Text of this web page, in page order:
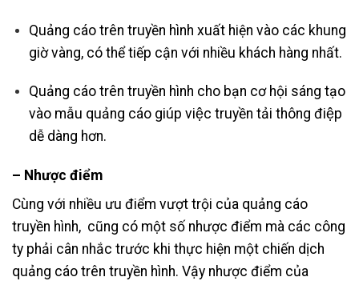
Quảng cáo trên truyền hình xuất hiện vào các khung
giờ vàng, có thể tiếp cận với nhiều khách hàng nhất.
Quảng cáo trên truyền hình cho bạn cơ hội sáng tạo
vào mẫu quảng cáo giúp việc truyền tải thông điệp
dễ dàng hơn.
– Nhược điểm
Cùng với nhiều ưu điểm vượt trội của quảng cáo
truyền hình, cũng có một số nhược điểm mà các công
ty phải cân nhắc trước khi thực hiện một chiến dịch
quảng cáo trên truyền hình. Vậy nhược điểm của